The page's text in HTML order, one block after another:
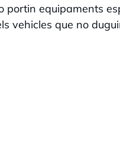
equipaments
vehicles que no